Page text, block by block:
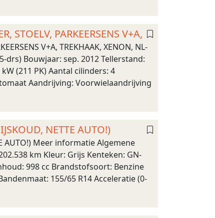
STOELV, PARKEERSENS V+A,
V+A, TREKHAAK, XENON, NL-
drs) Bouwjaar: sep. 2012 Tellerstand:
(211 PK) Aantal cilinders: 4
Aandrijving: Voorwielaandrijving
NETTE AUTO!)
AUTO!) Meer informatie Algemene
km Kleur: Grijs Kenteken: GN-
998 cc Brandstofsoort: Benzine
155/65 R14 Acceleratie (0-